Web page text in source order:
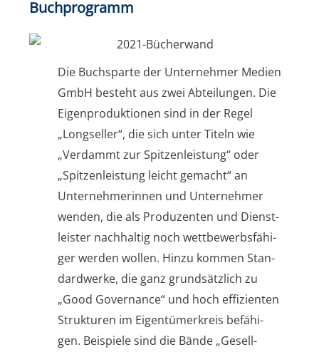
Buch­pro­gramm
Die Buch­s­par­te der Unter­neh­mer Medi­en
GmbH besteht aus zwei Abtei­lun­gen. Die
Eigen­pro­duk­tio­nen sind in der Regel
„Long­sel­ler“, die sich unter Titeln wie
„Ver­dammt zur Spit­zen­leis­tung“ oder
„Spit­zen­leis­tung leicht gemacht“ an
Unter­neh­me­rin­nen und Unter­neh­mer
wen­den, die als Pro­du­zen­ten und Dienst­
leis­ter nach­hal­tig noch wett­be­werbs­fä­hi­
ger wer­den wol­len. Hin­zu kom­men Stan­
dard­wer­ke, die ganz grund­sätz­lich zu
„Good Gover­nan­ce“ und hoch effi­zi­en­ten
Struk­tu­ren im Eigen­tü­mer­kreis befä­hi­
gen. Bei­spie­le sind die Bän­de „Gesell­